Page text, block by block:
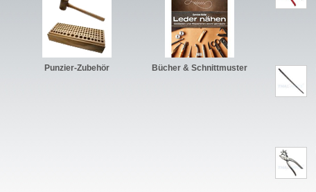
Punzier-Zubehör Bücher & Schnittmuster